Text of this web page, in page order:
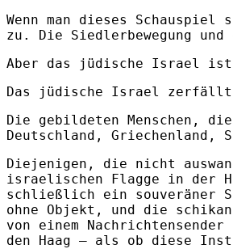
Wenn man dieses
zu. Die Siedlerbewegung
Aber das jüdische Israel
Das jüdische Israel
Die gebildeten Menschen,
Deutschland, Griechenland,
Diejenigen, die nicht
israelischen Flagge in der
schließlich ein souveräner
ohne Objekt, und die
von einem
den Haag – als ob diese